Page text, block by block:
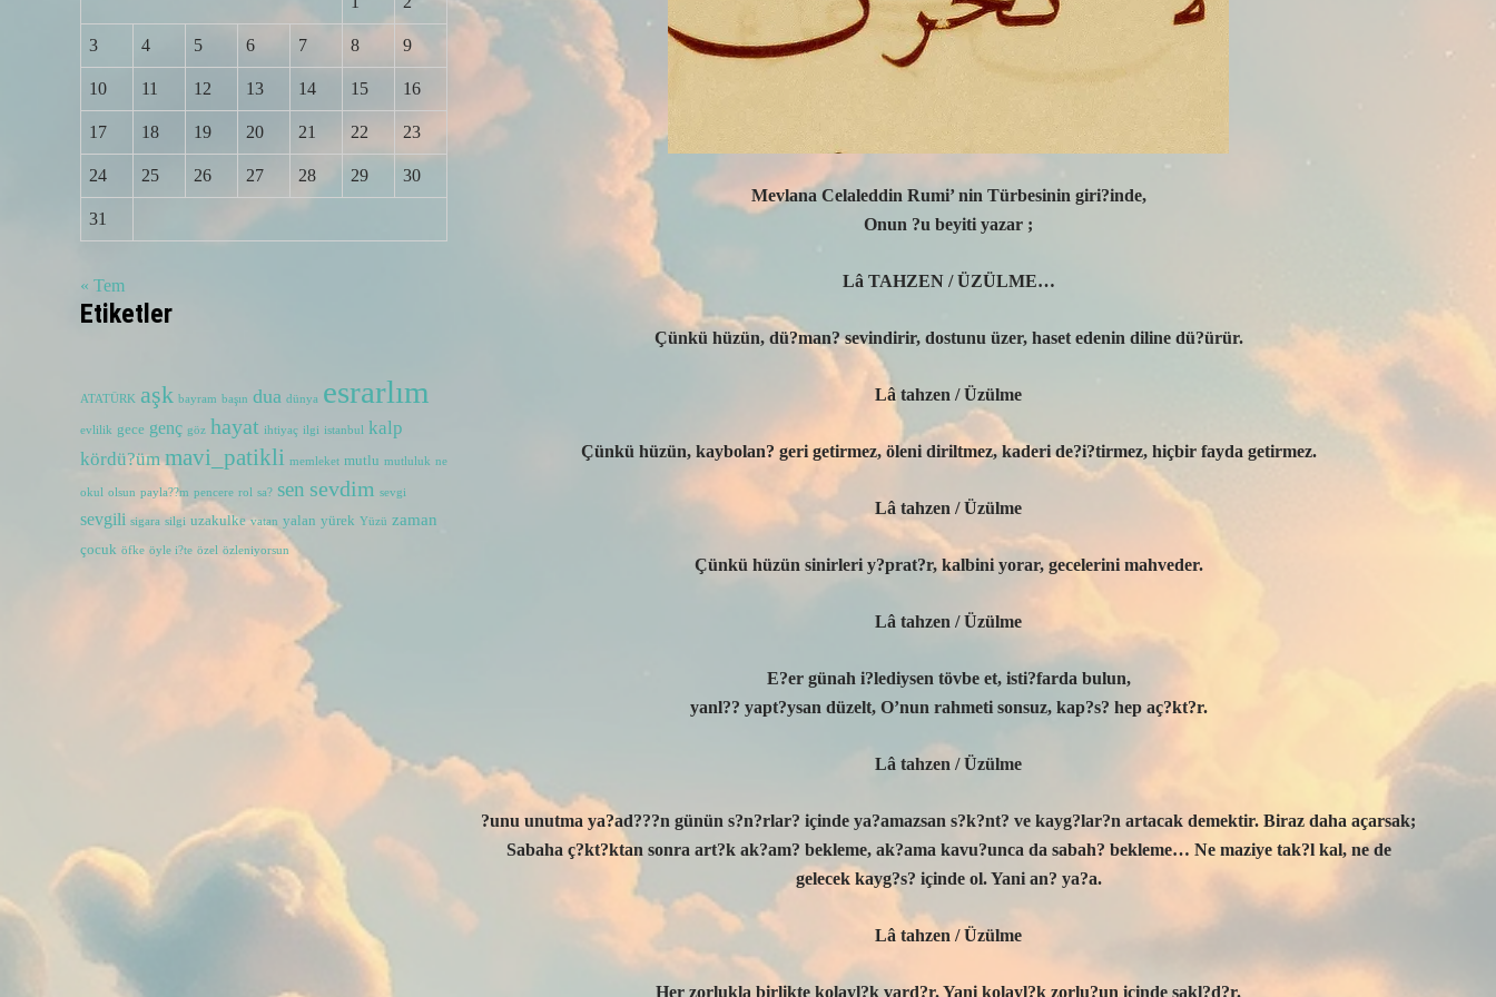
Mevlana Celaleddin Rumi’ nin Türbesinin giri?inde,
Onun ?u beyiti yazar ;
Lâ TAHZEN / ÜZÜLME…
Çünkü hüzün, dü?man? sevindirir, dostunu üzer, haset edenin diline dü?ürür.
Lâ tahzen / Üzülme
Çünkü hüzün, kaybolan? geri getirmez, öleni diriltmez, kaderi de?i?tirmez, hiçbir fayda getirmez.
Lâ tahzen / Üzülme
Çünkü hüzün sinirleri y?prat?r, kalbini yorar, gecelerini mahveder.
Lâ tahzen / Üzülme
E?er günah i?lediysen tövbe et, isti?farda bulun,
yanl?? yapt?ysan düzelt, O’nun rahmeti sonsuz, kap?s? hep aç?kt?r.
Lâ tahzen / Üzülme
?unu unutma ya?ad???n günün s?n?rlar? içinde ya?amazsan s?k?nt? ve kayg?lar?n artacak demektir. Biraz daha açarsak;
Sabaha ç?kt?ktan sonra art?k ak?am? bekleme, ak?ama kavu?unca da sabah? bekleme… Ne maziye tak?l kal, ne de
gelecek kayg?s? içinde ol. Yani an? ya?a.
Lâ tahzen / Üzülme
Her zorlukla birlikte kolayl?k vard?r. Yani kolayl?k zorlu?un içinde sakl?d?r.
3 4 5 6 7 8 9
10 11 12 13 14 15 16
17 18 19 20 21 22 23
24 25 26 27 28 29 30
31
« Tem
Etiketler
ATATÜRK aşk bayram başın dua dünya esrarlım
evlilik gece genç göz hayat ihtiyaç ilgi istanbul kalp
kördü?üm mavi_patikli memleket mutlu mutluluk ne
okul olsun payla??m pencere rol sa? sen sevdim sevgi
sevgili sigara silgi uzakulke vatan yalan yürek Yüzü zaman
çocuk öfke öyle i?te özel özleniyorsun